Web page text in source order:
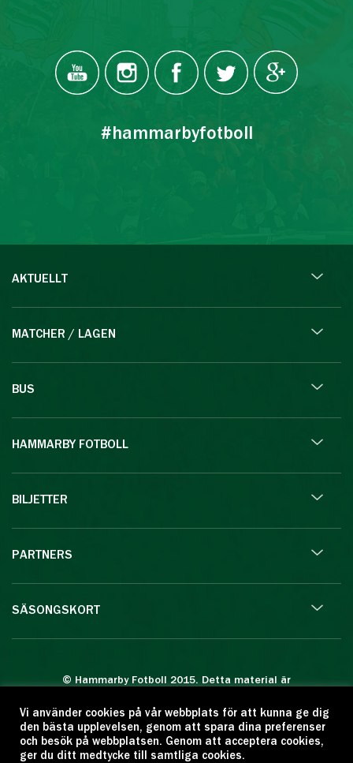
#hammarbyfotboll
AKTUELLT
MATCHER / LAGEN
BUS
HAMMARBY FOTBOLL
BILJETTER
PARTNERS
SÄSONGSKORT
© Hammarby Fotboll 2015. Detta material är
Eftertryck eller annan kopiering är förbjuden.
Citera oss gärna men ange källan:
www.hammarbyfotboll.se. Ansvarig utgivare:
Vi använder cookies på vår webbplats för att kunna ge dig
den bästa upplevelsen, genom att spara dina preferenser
och besök på webbplatsen. Genom att acceptera cookies,
ger du ditt medtycke till samtliga cookies.